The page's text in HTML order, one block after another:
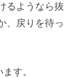
るようなら抜
、戻りを待っ
す。